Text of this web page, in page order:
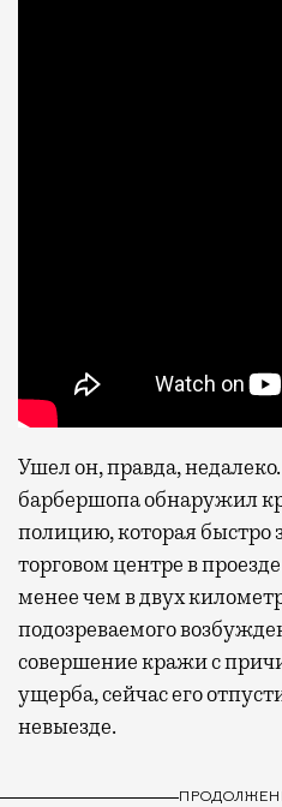
Ушел он, правда,
барбершопа обнаружил
полицию, которая быстро
торговом центре в
менее чем в двух
подозреваемого
совершение кражи с
ущерба, сейчас его
невыезде.